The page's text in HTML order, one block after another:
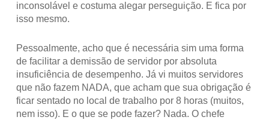
inconsolável e costuma alegar perseguição. E fica por
isso mesmo.
Pessoalmente, acho que é necessária sim uma forma
de facilitar a demissão de servidor por absoluta
insuficiência de desempenho. Já vi muitos servidores
que não fazem NADA, que acham que sua obrigação é
ficar sentado no local de trabalho por 8 horas (muitos,
nem isso). E o que se pode fazer? Nada. O chefe